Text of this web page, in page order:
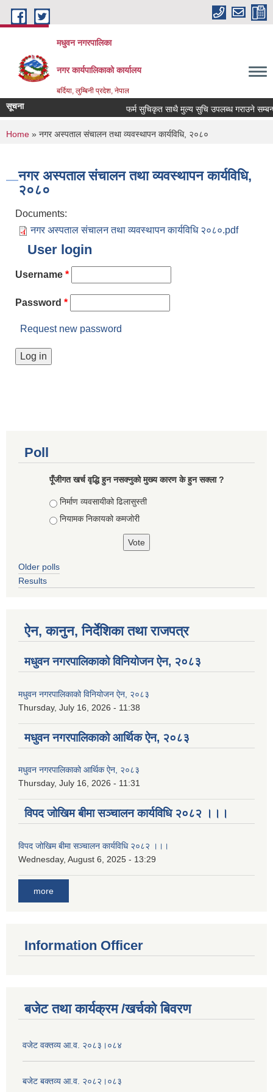
Skip to main content
मधुवन नगरपालिका
नगर कार्यपालिकाको कार्यालय
बर्दिया, लुम्बिनी प्रदेश, नेपाल
सूचना फर्म सुचिकृत साथै मुल्य सुचि उपलब्ध गराउने
You are here
Home » नगर अस्पताल संचालन तथा व्यवस्थापन कार्यविधि, २०८०
नगर अस्पताल संचालन तथा व्यवस्थापन कार्यविधि,
२०८०
Documents:
नगर अस्पताल संचालन तथा व्यवस्थापन कार्यविधि २०८०.pdf
User login
Username *
Password *
Request new password
Poll
पूँजीगत खर्च वृद्धि हुन नसक्नुको मुख्य कारण के हुन सक्ला ?
Choices
निर्माण व्यवसायीको ढिलासुस्ती
नियामक निकायको कमजोरी
Older polls
Results
ऐन, कानुन, निर्देशिका तथा राजपत्र
मधुवन नगरपालिकाको विनियोजन ऐन, २०८३
मधुवन नगरपालिकाको विनियोजन ऐन, २०८३
Thursday, July 16, 2026 - 11:38
मधुवन नगरपालिकाको आर्थिक ऐन, २०८३
मधुवन नगरपालिकाको आर्थिक ऐन, २०८३
Thursday, July 16, 2026 - 11:31
विपद जोखिम बीमा सञ्चालन कार्यविधि २०८२ ।।।
विपद जोखिम बीमा सञ्चालन कार्यविधि २०८२ ।।।
Wednesday, August 6, 2025 - 13:29
more
Information Officer
बजेट तथा कार्यक्रम /खर्चको बिवरण
वजेट वक्तव्य आ.व. २०८३।०८४
बजेट बक्तव्य आ.व. २०८२।०८३